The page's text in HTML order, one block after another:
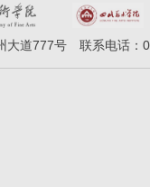
大道777号 联系电话：